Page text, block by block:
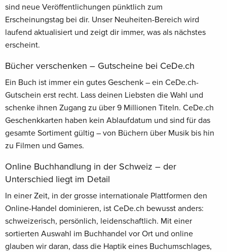
sind neue Veröffentlichungen pünktlich zum
Erscheinungstag bei dir. Unser Neuheiten-Bereich wird
laufend aktualisiert und zeigt dir immer, was als nächstes
erscheint.
Bücher verschenken – Gutscheine bei CeDe.ch
Ein Buch ist immer ein gutes Geschenk – ein CeDe.ch-
Gutschein erst recht. Lass deinen Liebsten die Wahl und
schenke ihnen Zugang zu über 9 Millionen Titeln. CeDe.ch
Geschenkkarten haben kein Ablaufdatum und sind für das
gesamte Sortiment gültig – von Büchern über Musik bis hin
zu Filmen und Games.
Online Buchhandlung in der Schweiz – der
Unterschied liegt im Detail
In einer Zeit, in der grosse internationale Plattformen den
Online-Handel dominieren, ist CeDe.ch bewusst anders:
schweizerisch, persönlich, leidenschaftlich. Mit einer
sortierten Auswahl im Buchhandel vor Ort und online
glauben wir daran, dass die Haptik eines Buchumschlages,